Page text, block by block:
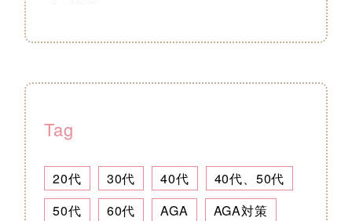
Tag
20代 30代 40代
40代、50代
50代
60代 AGA
AGA対策